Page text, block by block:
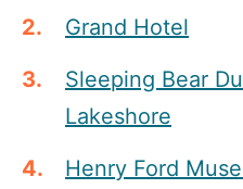
Grand Hotel
Sleeping Bear
Lakeshore
Henry Ford